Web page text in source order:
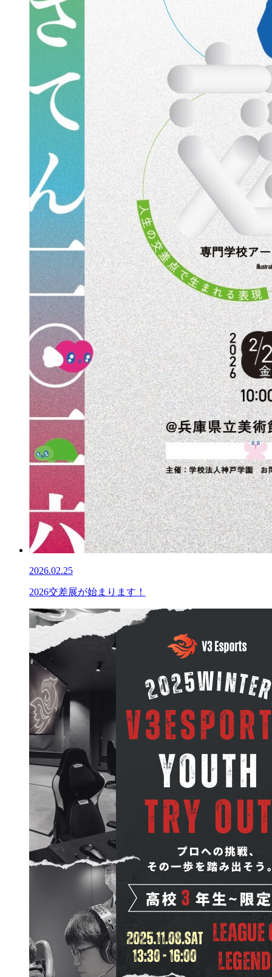
2026.02.25
2026交差展が始まります！